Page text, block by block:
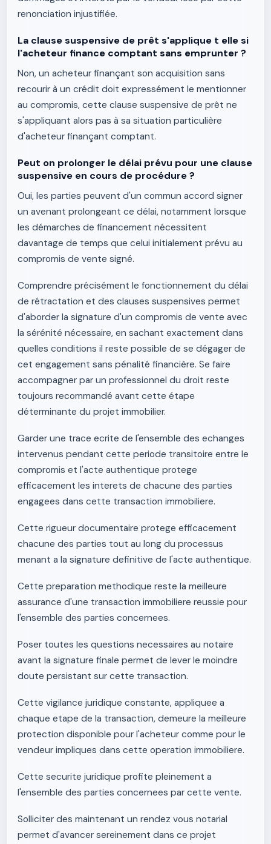
renonciation injustifiée.
La clause suspensive de prêt s'applique t elle si
l'acheteur finance comptant sans emprunter ?
Non, un acheteur finançant son acquisition sans
recourir à un crédit doit expressément le mentionner
au compromis, cette clause suspensive de prêt ne
s'appliquant alors pas à sa situation particulière
d'acheteur finançant comptant.
Peut on prolonger le délai prévu pour une clause
suspensive en cours de procédure ?
Oui, les parties peuvent d'un commun accord signer
un avenant prolongeant ce délai, notamment lorsque
les démarches de financement nécessitent
davantage de temps que celui initialement prévu au
compromis de vente signé.
Comprendre précisément le fonctionnement du délai
de rétractation et des clauses suspensives permet
d'aborder la signature d'un compromis de vente avec
la sérénité nécessaire, en sachant exactement dans
quelles conditions il reste possible de se dégager de
cet engagement sans pénalité financière. Se faire
accompagner par un professionnel du droit reste
toujours recommandé avant cette étape
déterminante du projet immobilier.
Garder une trace ecrite de l'ensemble des echanges
intervenus pendant cette periode transitoire entre le
compromis et l'acte authentique protege
efficacement les interets de chacune des parties
engagees dans cette transaction immobiliere.
Cette rigueur documentaire protege efficacement
chacune des parties tout au long du processus
menant a la signature definitive de l'acte authentique.
Cette preparation methodique reste la meilleure
assurance d'une transaction immobiliere reussie pour
l'ensemble des parties concernees.
Poser toutes les questions necessaires au notaire
avant la signature finale permet de lever le moindre
doute persistant sur cette transaction.
Cette vigilance juridique constante, appliquee a
chaque etape de la transaction, demeure la meilleure
protection disponible pour l'acheteur comme pour le
vendeur impliques dans cette operation immobiliere.
Cette securite juridique profite pleinement a
l'ensemble des parties concernees par cette vente.
Solliciter des maintenant un rendez vous notarial
permet d'avancer sereinement dans ce projet